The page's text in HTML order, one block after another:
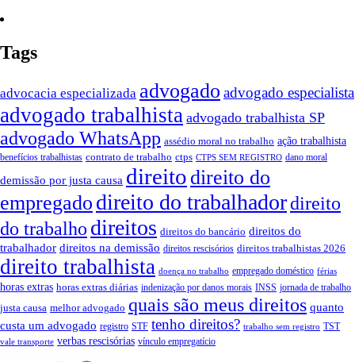
Tags
advocacia especializada advogado advogado especialista
advogado trabalhista advogado trabalhista SP
advogado WhatsApp assédio moral no trabalho ação trabalhista
benefícios trabalhistas contrato de trabalho ctps CTPS SEM REGISTRO dano moral
demissão por justa causa direito direito do
empregado direito do trabalhadordireito
do trabalho direitos direitos do bancário direitos do
trabalhador direitos na demissão direitos rescisórios direitos trabalhistas 2026
direito trabalhista doença no trabalho empregado doméstico férias
horas extras horas extras diárias indenização por danos morais INSS jornada de trabalho
justa causa melhor advogado quais são meus direitos quanto
custa um advogado registro STF tenho direitos? trabalho sem registro TST
vale transporte verbas rescisórias vínculo empregatício